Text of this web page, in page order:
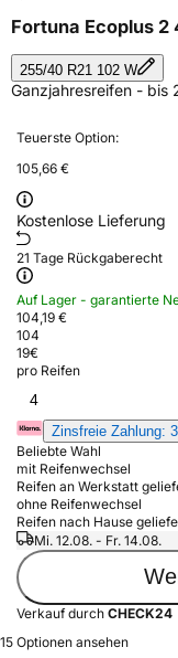
Fortuna Ecoplus 2
255/40 R21 102 W
Ganzjahresreifen -
Teuerste Option:
105,66 €
Kostenlose Lieferung
21 Tage Rückgaberecht
Auf Lager - garantierte
104,19 €
104
19€
pro Reifen
4
Zinsfreie Zahlung:
Beliebte Wahl
mit Reifenwechsel
Reifen an Werkstatt
ohne Reifenwechsel
Reifen nach Hause
Mi. 12.08. - Fr. 14.08.
Verkauf durch CHECK24
15 Optionen ansehen